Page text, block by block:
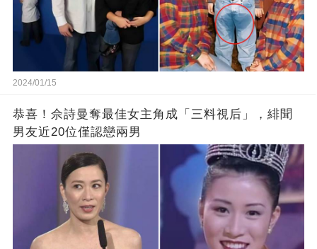
2024/01/15
恭喜！佘詩曼奪最佳女主角成「三料視后」，緋聞
男友近20位僅認戀兩男